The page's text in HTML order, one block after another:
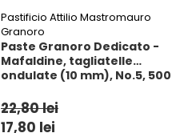
Pastificio Attilio Mastromauro
Granoro
Paste Granoro Dedicato -
Mafaldine, tagliatelle
ondulate (10 mm), No.5, 500
22,80 lei
17,80 lei